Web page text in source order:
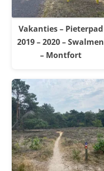
Vakanties – Pieterpad
2019 – 2020 – Swalmen
– Montfort